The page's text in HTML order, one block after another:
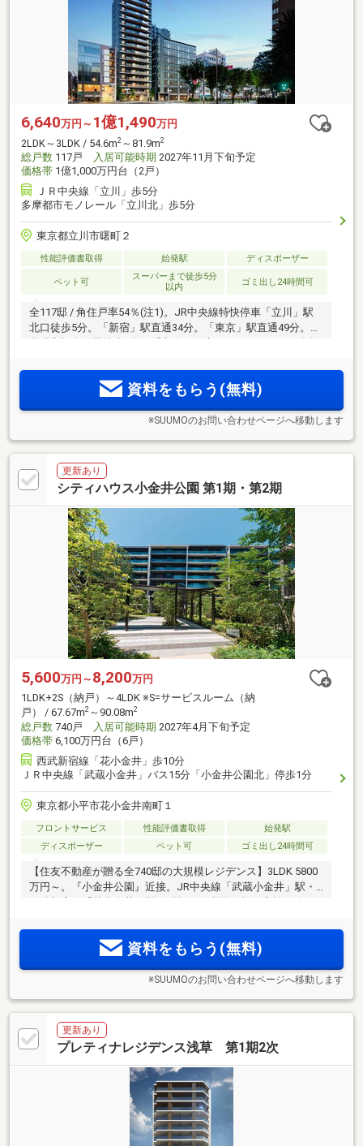
6,640万円～ 1億1,490万円
2LDK～3LDK / 54.6m2 ～81.9m2
総戸数 117戸 入居可能時期 2027年11月下旬予定
価格帯 1億1,000万円台（2戸）
ＪＲ中央線「立川」歩5分
多摩都市モノレール「立川北」歩5分
東京都立川市曙町２
性能評価書取得 始発駅 ディスポーザー
ペット可
スーパーまで徒歩5分
以内
ゴミ出し24時間可
全117邸 / 角住戸率54％(注1)。JR中央線特快停車「立川」駅
北口徒歩5分。「新宿」駅直通34分。「東京」駅直通49分。国
「GREEN SPRINGS」徒歩5分。駅前の都市性と緑が調和する
資料をもらう(無料)
※SUUMOのお問い合わせページへ移動します
更新あり
シティハウス小金井公園 第1期・第2期
5,600万円～ 8,200万円
1LDK+2S（納戸）～4LDK ※S=サービスルーム（納
戸） / 67.67m2 ～90.08m2
総戸数 740戸 入居可能時期 2027年4月下旬予定
価格帯 6,100万円台（6戸）
西武新宿線「花小金井」歩10分
ＪＲ中央線「武蔵小金井」バス15分「小金井公園北」停歩1分
東京都小平市花小金井南町１
フロントサービス 性能評価書取得
始発駅
ディスポーザー
ペット可 ゴミ出し24時間可
【住友不動産が贈る全740邸の大規模レジデンス】3LDK 5800
万円～。『小金井公園』近接。JR中央線「武蔵小金井」駅・
資料をもらう(無料)
※SUUMOのお問い合わせページへ移動します
更新あり
プレティナレジデンス浅草 第1期2次